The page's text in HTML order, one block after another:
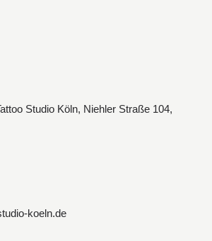
Studio Köln, Niehler Straße 104,
koeln.de